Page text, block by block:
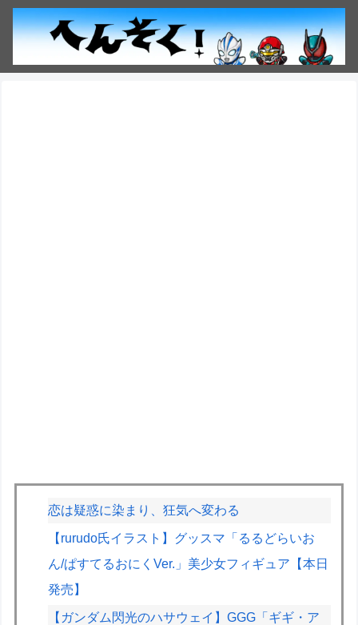
恋は疑惑に染まり、狂気へ変わる
【rurudo氏イラスト】グッスマ「るるどらいお
ん/ぱすてるおにくVer.」美少女フィギュア【本日
発売】
【ガンダム閃光のハサウェイ】GGG「ギギ・ア